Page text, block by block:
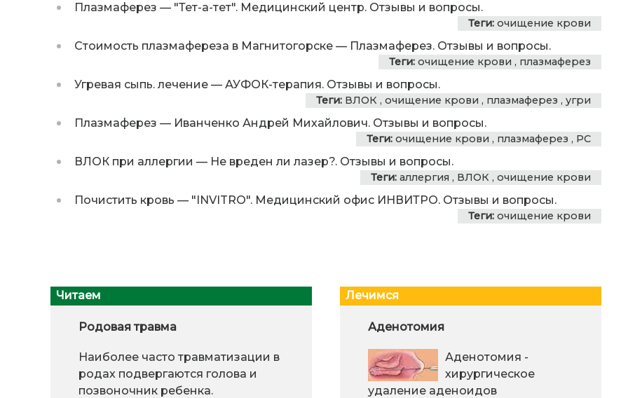
Плазмаферез — "Тет-а-тет". Медицинский центр. Отзывы и вопросы.
Теги: очищение крови
Стоимость плазмафереза в Магнитогорске — Плазмаферез. Отзывы и вопросы.
Теги: очищение крови , плазмаферез
Угревая сыпь. лечение — АУФОК-терапия. Отзывы и вопросы.
Теги: ВЛОК ,очищение крови , плазмаферез ,угри
Плазмаферез — Иванченко Андрей Михайлович. Отзывы и вопросы.
Теги: очищение крови , плазмаферез , РС
ВЛОК при аллергии — Не вреден ли лазер?. Отзывы и вопросы.
Теги: аллергия , ВЛОК ,очищение крови
Почистить кровь — "INVITRO". Медицинский офис ИНВИТРО. Отзывы и вопросы.
Теги: очищение крови
Читаем
Родовая травма
Наиболее часто травматизации в
родах подвергаются голова и
позвоночник ребенка.
Какие свечи можно применять
Суппозитории
эффективно
Лечимся
Аденотомия
Аденотомия -
хирургическое
удаление аденоидов